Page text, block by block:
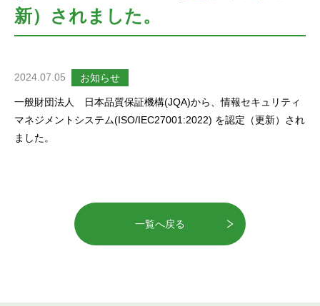
新）されました。
2024.07.05 お知らせ
一般財団法人 日本品質保証機構(JQA)から、情報セキュリティ
マネジメントシステム(ISO/IEC27001:2022) を認定（更新）され
ました。
一覧へ戻る